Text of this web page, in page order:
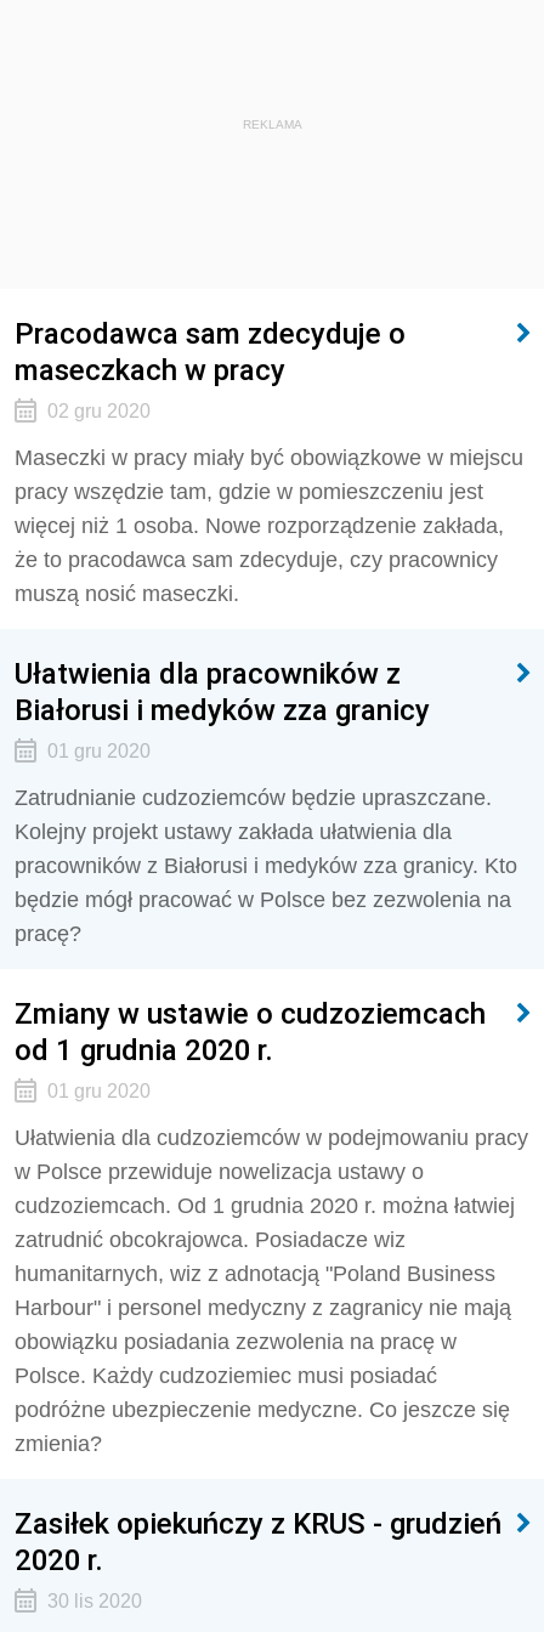
REKLAMA
Pracodawca sam zdecyduje o
maseczkach w pracy
02 gru 2020
Maseczki w pracy miały być obowiązkowe w miejscu
pracy wszędzie tam, gdzie w pomieszczeniu jest
więcej niż 1 osoba. Nowe rozporządzenie zakłada,
że to pracodawca sam zdecyduje, czy pracownicy
muszą nosić maseczki.
Ułatwienia dla pracowników z
Białorusi i medyków zza granicy
01 gru 2020
Zatrudnianie cudzoziemców będzie upraszczane.
Kolejny projekt ustawy zakłada ułatwienia dla
pracowników z Białorusi i medyków zza granicy. Kto
będzie mógł pracować w Polsce bez zezwolenia na
pracę?
Zmiany w ustawie o cudzoziemcach
od 1 grudnia 2020 r.
01 gru 2020
Ułatwienia dla cudzoziemców w podejmowaniu pracy
w Polsce przewiduje nowelizacja ustawy o
cudzoziemcach. Od 1 grudnia 2020 r. można łatwiej
zatrudnić obcokrajowca. Posiadacze wiz
humanitarnych, wiz z adnotacją "Poland Business
Harbour" i personel medyczny z zagranicy nie mają
obowiązku posiadania zezwolenia na pracę w
Polsce. Każdy cudzoziemiec musi posiadać
podróżne ubezpieczenie medyczne. Co jeszcze się
zmienia?
Zasiłek opiekuńczy z KRUS - grudzień
2020 r.
30 lis 2020